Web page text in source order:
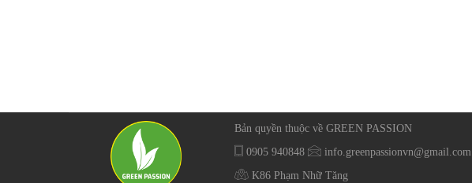
Bản quyền thuộc về GREEN PASSION
0905 940848
info.greenpassionvn@gmail.com
K86 Phạm Nhữ Tăng